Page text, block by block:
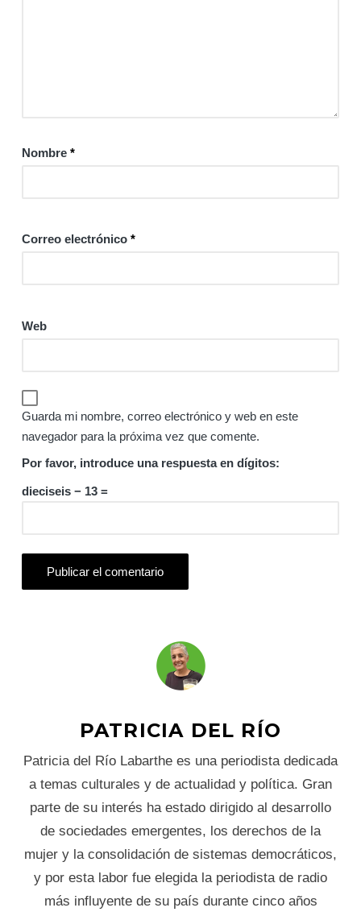
Nombre *
Correo electrónico *
Web
Guarda mi nombre, correo electrónico y web en este
navegador para la próxima vez que comente.
Por favor, introduce una respuesta en dígitos:
dieciseis − 13 =
PATRICIA DEL RÍO
Patricia del Río Labarthe es una periodista dedicada
a temas culturales y de actualidad y política. Gran
parte de su interés ha estado dirigido al desarrollo
de sociedades emergentes, los derechos de la
mujer y la consolidación de sistemas democráticos,
y por esta labor fue elegida la periodista de radio
más influyente de su país durante cinco años